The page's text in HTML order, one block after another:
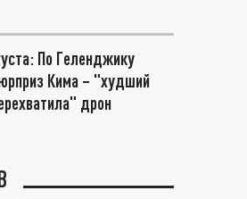
По Геленджику
Кима – "худший
дрон